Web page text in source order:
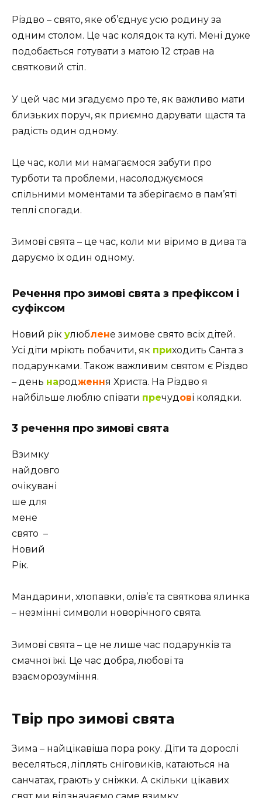
Різдво – свято, яке об’єднує усю родину за
одним столом. Це час колядок та куті. Мені дуже
подобається готувати з матою 12 страв на
святковий стіл.
У цей час ми згадуємо про те, як важливо мати
близьких поруч, як приємно дарувати щастя та
радість один одному.
Це час, коли ми намагаємося забути про
турботи та проблеми, насолоджуємося
спільними моментами та зберігаємо в пам’яті
теплі спогади.
Зимові свята – це час, коли ми віримо в дива та
даруємо їх один одному.
Речення про зимові свята з префіксом і
суфіксом
Новий рік улюблене зимове свято всіх дітей.
Усі діти мріють побачити, як приходить Санта з
подарунками. Також важливим святом є Різдво
– день народження Христа. На Різдво я
найбільше люблю співати пречудові колядки.
3 речення про зимові свята
Взимку
найдовго
очікувані
ше для
мене
свято –
Новий
Рік.
Мандарини, хлопавки, олів’є та святкова ялинка
– незмінні символи новорічного свята.
Зимові свята – це не лише час подарунків та
смачної їжі. Це час добра, любові та
взаєморозуміння.
Твір про зимові свята
Зима – найцікавіша пора року. Діти та дорослі
веселяться, ліплять сніговиків, катаються на
санчатах, грають у сніжки. А скільки цікавих
свят ми відзначаємо саме взимку.